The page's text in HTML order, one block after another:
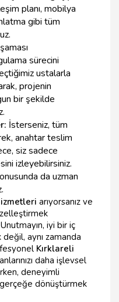
planı, mobilya
gibi tüm
sürecini
ustalarla
projenin
bir şekilde
İsterseniz, tüm
anahtar teslim
siz sadece
izleyebilirsiniz.
da uzman
arıyorsanız ve
iyi bir iç
aynı zamanda
Kırklareli
daha işlevsel
deneyimli
gerçeğe dönüştürmek